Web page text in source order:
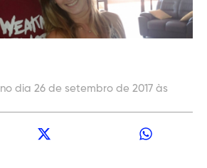
no dia 26 de setembro de 2017 às